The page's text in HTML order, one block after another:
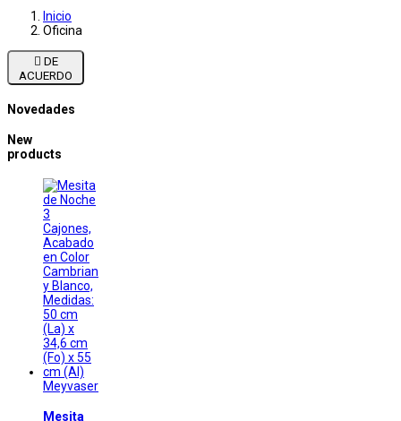
Inicio
Oficina

ACUERDO
Novedades
New
products
Meyvaser
Mesita